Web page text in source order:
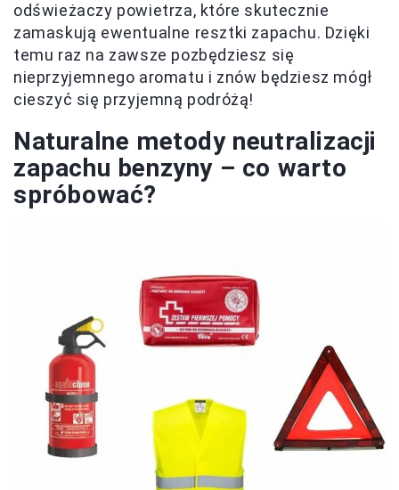
odświeżaczy powietrza, które skutecznie
zamaskują ewentualne resztki zapachu. Dzięki
temu raz na zawsze pozbędziesz się
nieprzyjemnego aromatu i znów będziesz mógł
cieszyć się przyjemną podróżą!
Naturalne metody neutralizacji
zapachu benzyny – co warto
spróbować?